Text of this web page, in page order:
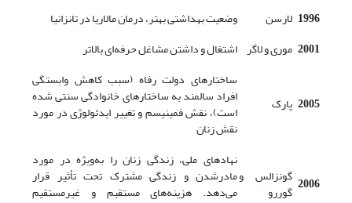
1996 لارسن
وضعیت بهداشتی بهتر، درمان مالاریا در تانزانیا
2001 موری و لاگر اشتغال و داشتن مشاغل حرفه‌ای بالاتر
2005 پارک
ساختارهای دولت رفاه (سبب کاهش وابستگی
افراد سالمند به ساختارهای خانوادگی سنتی شده
است)، نقش فمینیسم و تغییر ایدئولوژی در مورد
نقش زنان
2006 گونزالس و
گوررو
نهادهای ملی، زندگی زنان را به‌ویژه در مورد
مادرشدن و زندگی مشترک تحت تأثیر قرار
می‌دهد. هزینه‌های مستقیم و غیرمستقیم